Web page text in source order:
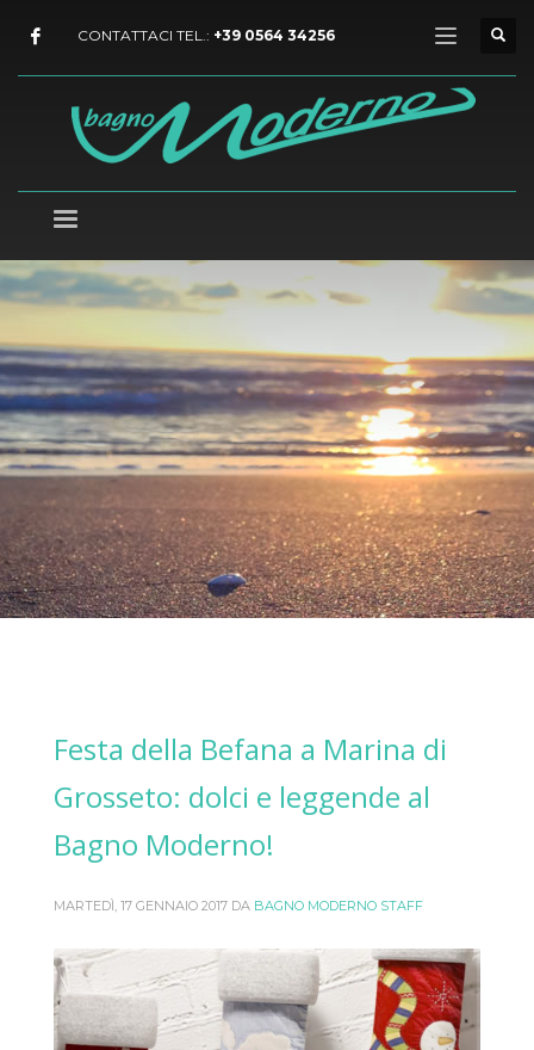
CONTATTACI TEL.: +39 0564 34256
Festa della Befana a Marina di
Grosseto: dolci e leggende al
Bagno Moderno!
MARTEDÌ, 17 GENNAIO 2017 DA BAGNO MODERNO STAFF